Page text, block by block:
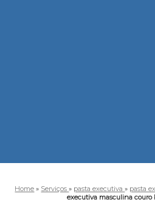
Home » Serviços» pasta executiva» pasta
executiva masculina